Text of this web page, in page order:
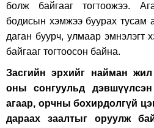
болж байгааг тогтоожээ.
бодисын хэмжээ буурах тусам
даган буурч, улмаар эмнэлэгт
байгааг тогтоосон байна.
Засгийн эрхийг найман
оны сонгуульд
агаар, орчны бохирдолгүй
дараах заалтыг оруулж